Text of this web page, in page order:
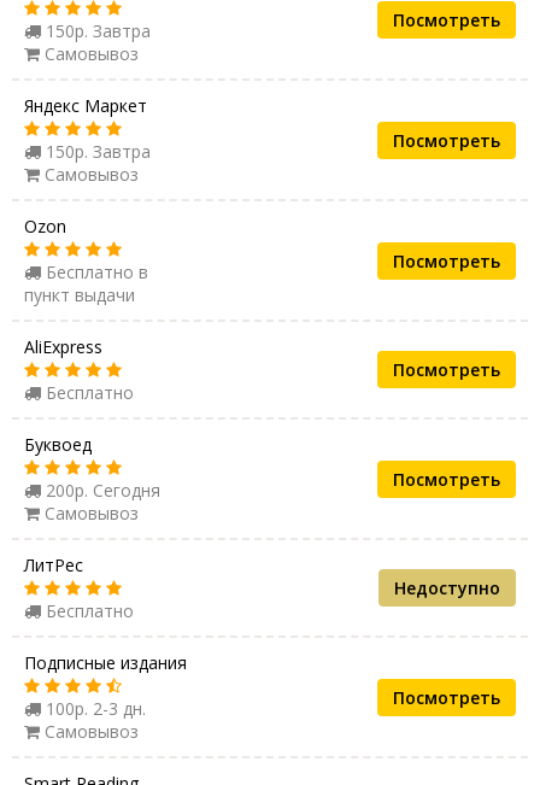
150р. Завтра
Самовывоз
Посмотреть
Яндекс Маркет
150р. Завтра
Самовывоз
Посмотреть
Ozon
Бесплатно в
пункт выдачи
Посмотреть
AliExpress
Бесплатно
Посмотреть
Буквоед
200р. Сегодня
Самовывоз
Посмотреть
ЛитРес
Бесплатно
Недоступно
Подписные издания
100р. 2-3 дн.
Самовывоз
Посмотреть